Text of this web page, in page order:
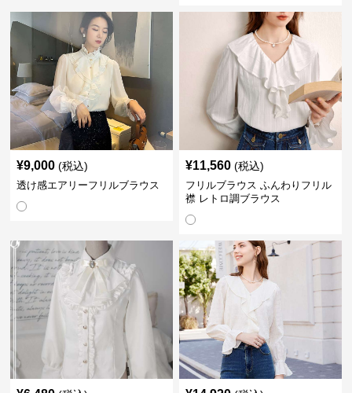
¥9,000 (税込)
透け感エアリーフリルブラウス
¥11,560 (税込)
フリルブラウス ふんわりフリル
襟 レトロ調ブラウス